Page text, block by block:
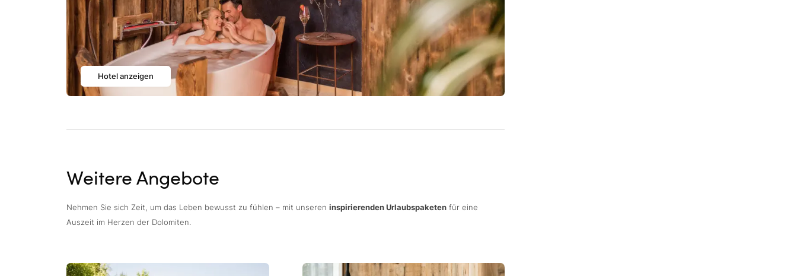
Hotel anzeigen
Weitere Angebote
Nehmen Sie sich Zeit, um das Leben bewusst zu fühlen – mit unseren inspirierenden Urlaubspaketen für eine
Auszeit im Herzen der Dolomiten.